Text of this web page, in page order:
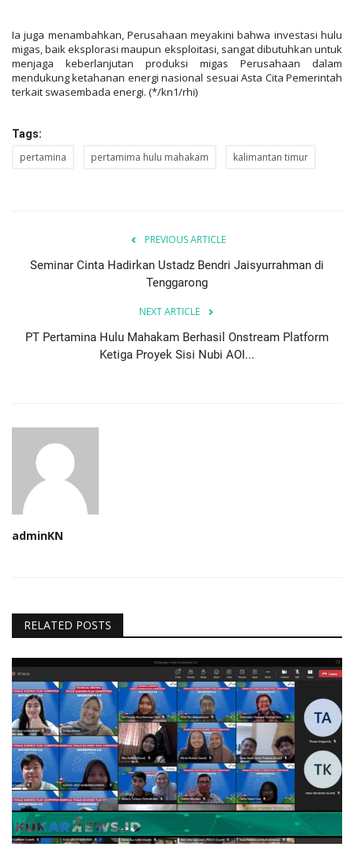
Ia juga menambahkan, Perusahaan meyakini bahwa investasi hulu
migas, baik eksplorasi maupun eksploitasi, sangat dibutuhkan untuk
menjaga keberlanjutan produksi migas Perusahaan dalam
mendukung ketahanan energi nasional sesuai Asta Cita Pemerintah
terkait swasembada energi. (*/kn1/rhi)
Tags:
pertamina pertamima hulu mahakam kalimantan timur
PREVIOUS ARTICLE
Seminar Cinta Hadirkan Ustadz Bendri Jaisyurrahman di
Tenggarong
NEXT ARTICLE
PT Pertamina Hulu Mahakam Berhasil Onstream Platform
Ketiga Proyek Sisi Nubi AOI...
adminKN
RELATED POSTS